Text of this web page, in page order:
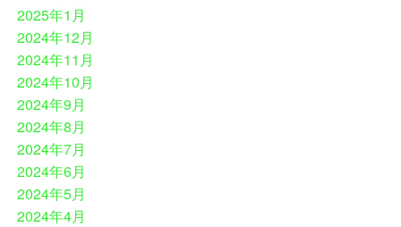
2025年1月
2024年12月
2024年11月
2024年10月
2024年9月
2024年8月
2024年7月
2024年6月
2024年5月
2024年4月